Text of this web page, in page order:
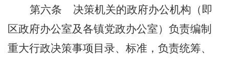
第六条
决策机关的政府办公机构（即
区政府办公室及各镇党政办公室）负责编制
重大行政决策事项目录、标准，负责统筹、